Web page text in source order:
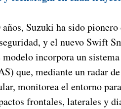
años, Suzuki ha sido
y el nuevo Swift
modelo incorpora un
que, mediante un radar
monitorea el entorno
frontales, laterales y